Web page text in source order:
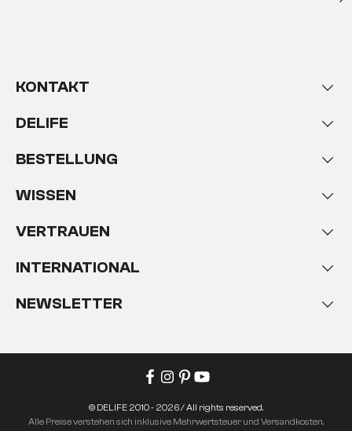
unterstreichen. Ob Bilder, Vasen oder Deko-
Elemente – sie geben deinem Heim den besonderen
Moderne Wohnaccessoires
einem ganz besonderen Ort
Du bist auf der Suche nach einem
Zuhause ist dein Lebensmittelpunkt
dich wohlfühlen willst und deine Persönlichkeit zum
kleiner Handgriff, um aus einem
besondere Geschichte, die ihren Betrachter dazu
KONTAKT
DELIFE
BESTELLUNG
WISSEN
VERTRAUEN
INTERNATIONAL
NEWSLETTER
© DELIFE 2010 - 2026 / All rights reserved.
Alle Preise verstehen sich inklusive Mehrwertsteuer und Versandkosten.